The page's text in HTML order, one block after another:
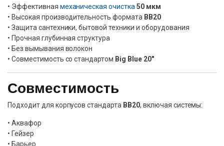
• Эффективная механическая очистка 50 мкм
• Высокая производительность формата BB20
• Защита сантехники, бытовой техники и оборудования
• Прочная глубинная структура
• Без вымывания волокон
• Совместимость со стандартом Big Blue 20″
Совместимость
Подходит для корпусов стандарта BB20, включая системы:
• Аквафор
• Гейзер
• Барьер